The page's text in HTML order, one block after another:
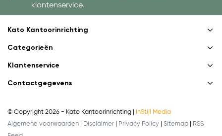
klantenservice.
Kato Kantoorinrichting
Categorieën
Klantenservice
Contactgegevens
© Copyright 2026 - Kato Kantoorinrichting |
InStijl Media
Algemene voorwaarden
Disclaimer Privacy Policy Sitemap
RSS